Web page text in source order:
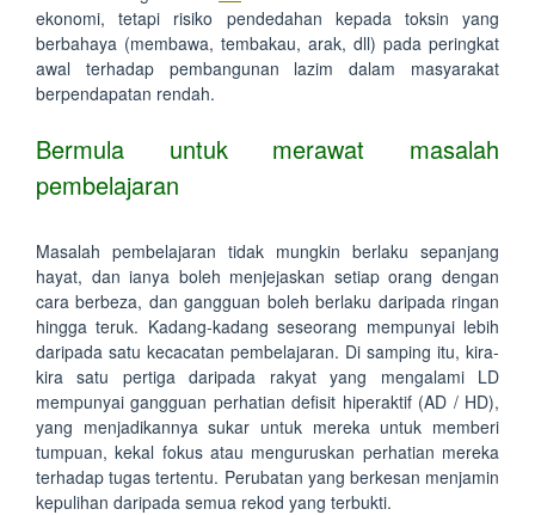
ekonomi, tetapi risiko pendedahan kepada toksin yang
berbahaya (membawa, tembakau, arak, dll) pada peringkat
awal terhadap pembangunan lazim dalam masyarakat
berpendapatan rendah.
Bermula untuk merawat masalah
pembelajaran
Masalah pembelajaran tidak mungkin berlaku sepanjang
hayat, dan ianya boleh menjejaskan setiap orang dengan
cara berbeza, dan gangguan boleh berlaku daripada ringan
hingga teruk. Kadang-kadang seseorang mempunyai lebih
daripada satu kecacatan pembelajaran. Di samping itu, kira-
kira satu pertiga daripada rakyat yang mengalami LD
mempunyai gangguan perhatian defisit hiperaktif (AD / HD),
yang menjadikannya sukar untuk mereka untuk memberi
tumpuan, kekal fokus atau menguruskan perhatian mereka
terhadap tugas tertentu. Perubatan yang berkesan menjamin
kepulihan daripada semua rekod yang terbukti.